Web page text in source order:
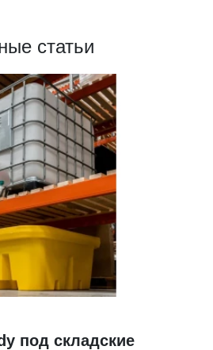
статьи
под складские